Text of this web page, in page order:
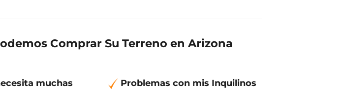
Comprar Su Terreno en Arizona
muchas
Problemas con mis Inquilinos